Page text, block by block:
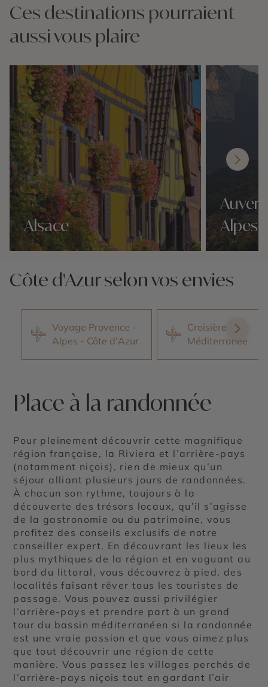
Ces destinations pourraient
aussi vous plaire
Alsace
Alpes
Côte d'Azur selon vos envies
Voyage Provence -
Alpes - Côte d'Azur
Croisières en
Méditerranée
Place à la randonnée
Pour pleinement découvrir cette magnifique
région française, la Riviera et l’arrière-pays
(notamment niçois), rien de mieux qu’un
séjour alliant plusieurs jours de randonnées.
À chacun son rythme, toujours à la
découverte des trésors locaux, qu’il s’agisse
de la gastronomie ou du patrimoine, vous
profitez des conseils exclusifs de notre
conseiller expert. En découvrant les lieux les
plus mythiques de la région et en voguant au
bord du littoral, vous découvrez à pied, des
localités faisant rêver tous les touristes de
passage. Vous pouvez aussi privilégier
l’arrière-pays et prendre part à un grand
tour du bassin méditerranéen si la randonnée
est une vraie passion et que vous aimez plus
que tout découvrir une région de cette
manière. Vous passez les villages perchés de
l’arrière-pays niçois tout en gardant l’air